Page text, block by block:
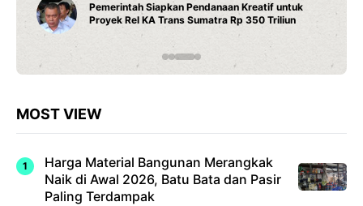
Pemerintah Siapkan Pendanaan Kreatif untuk
Proyek Rel KA Trans Sumatra Rp 350 Triliun
MOST VIEW
Harga Material Bangunan Merangkak
Naik di Awal 2026, Batu Bata dan Pasir
Paling Terdampak